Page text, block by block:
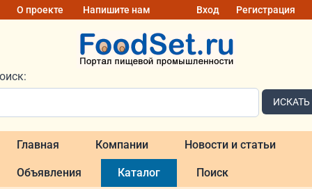
О проекте Напишите нам Вход Регистрация
ИСКАТЬ
Главная Компании Новости и статьи
Объявления Каталог Поиск